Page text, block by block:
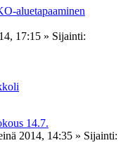
aluetapaaminen
17:15 » Sijainti:
14.7.
2014, 14:35 » Sijainti: